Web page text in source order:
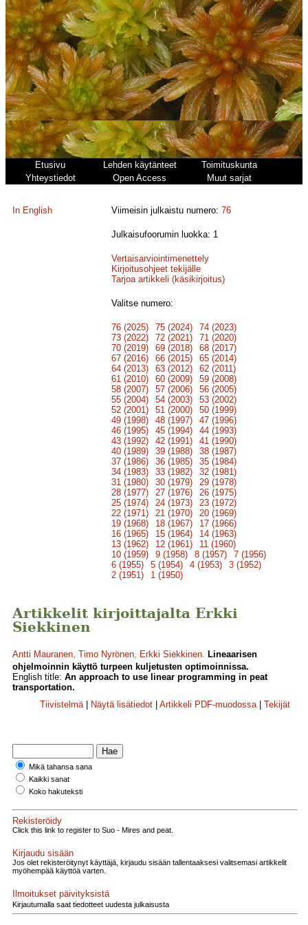
Etusivu Lehden käytänteet
Toimituskunta
Yhteystiedot
Open Access Muut sarjat
In English Viimeisin julkaistu numero:76
Julkaisufoorumin luokka: 1
Vertaisarviointimenettely
Kirjoitusohjeet tekijälle
Tarjoa artikkeli (käsikirjoitus)
Valitse numero:
76 (2025) 75 (2024)
74 (2023)
73 (2022)
72 (2021)
71 (2020)
70 (2019)
69 (2018)
68 (2017)
67 (2016)
66 (2015)
65 (2014)
64 (2013)
63 (2012)
62 (2011)
61 (2010)
60 (2009)
59 (2008)
58 (2007)
57 (2006)
56 (2005)
55 (2004)
54 (2003)
53 (2002)
52 (2001)
51 (2000)
50 (1999)
49 (1998)
48 (1997)
47 (1996)
46 (1995)
45 (1994)
44 (1993)
43 (1992)
42 (1991)
41 (1990)
40 (1989)
39 (1988)
38 (1987)
37 (1986)
36 (1985)
35 (1984)
34 (1983)
33 (1982)
32 (1981)
31 (1980)
30 (1979)
29 (1978)
28 (1977)
27 (1976)
26 (1975)
25 (1974)
24 (1973)
23 (1972)
22 (1971)
21 (1970)
20 (1969)
19 (1968)
18 (1967)
17 (1966)
16 (1965)
15 (1964)
14 (1963)
13 (1962)
12 (1961)
11 (1960)
10 (1959)
9 (1958) 8 (1957)
7 (1956)
6 (1955)
5 (1954) 4 (1953)
3 (1952)
2 (1951)
1 (1950)
Artikkelit kirjoittajalta Erkki
Siekkinen
Antti Mauranen, Timo Nyrönen, Erkki Siekkinen. Lineaarisen
ohjelmoinnin käyttö turpeen kuljetusten optimoinnissa.
English title: An approach to use linear programming in peat
transportation.
Tiivistelmä| Näytä lisätiedot Artikkeli PDF-muodossa| Tekijät
Mikä tahansa sana
Kaikki sanat
Koko hakuteksti
Rekisteröidy
Click this link to register to Suo - Mires and peat.
Kirjaudu sisään
Jos olet rekisteröitynyt käyttäjä, kirjaudu sisään tallentaaksesi valitsemasi artikkelit
myöhempää käyttöä varten.
Ilmoitukset päivityksistä
Kirjautumalla saat tiedotteet uudesta julkaisusta